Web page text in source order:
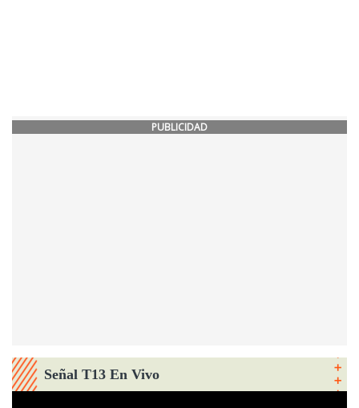
PUBLICIDAD
Señal T13 En Vivo